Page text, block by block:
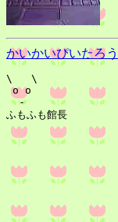
かいかいぴいたろう
\   \
o o
  -